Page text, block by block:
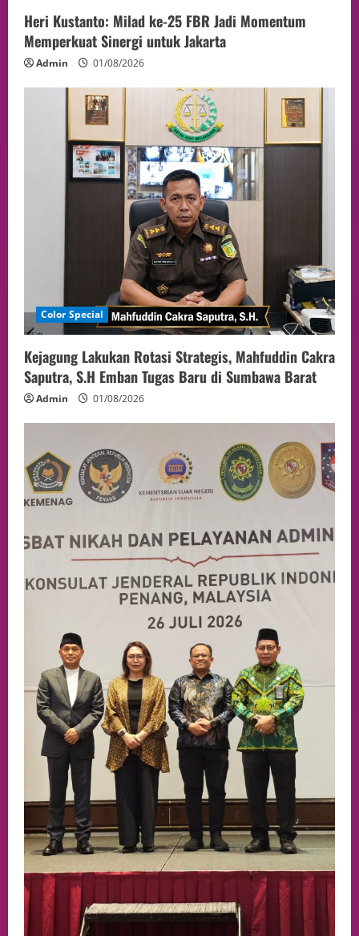
Heri Kustanto: Milad ke-25 FBR Jadi Momentum
Memperkuat Sinergi untuk Jakarta
Admin 01/08/2026
Color Special
Kejagung Lakukan Rotasi Strategis, Mahfuddin Cakra
Saputra, S.H Emban Tugas Baru di Sumbawa Barat
Admin 01/08/2026